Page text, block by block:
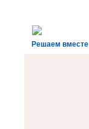
Решаем вместе